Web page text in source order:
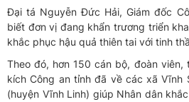
Đại tá Nguyễn Đức Hải, Giám đốc
biết đơn vị đang khẩn trương triển
khắc phục hậu quả thiên tai với tinh
Theo đó, hơn 150 cán bộ, đoàn viên,
kích Công an tỉnh đã về các xã Vĩnh
(huyện Vĩnh Linh) giúp Nhân dân